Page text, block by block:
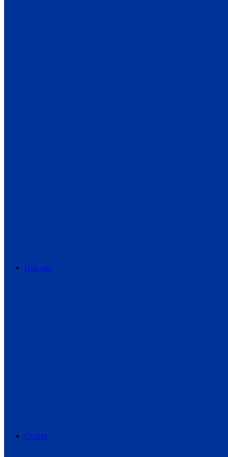
Про нас
Освіта